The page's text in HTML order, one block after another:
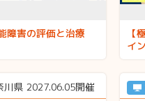
障害の評価と治療
【
イ
関
川県 2027.06.05開催